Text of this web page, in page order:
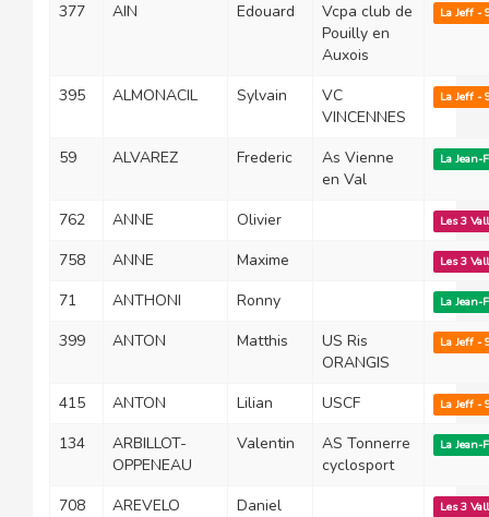
377 AIN Edouard
Vcpa club de
Pouilly en
Auxois
La Jeff -
395 ALMONACIL Sylvain
VC
VINCENNES
La Jeff -
59 ALVAREZ Frederic
As Vienne
en Val
La Jean-
762 ANNE Olivier Les 3
758 ANNE Maxime Les 3
71 ANTHONI Ronny La Jean-
399 ANTON Matthis
US Ris
ORANGIS
La Jeff -
415 ANTON Lilian USCF La Jeff -
134
ARBILLOT-
OPPENEAU
Valentin
AS Tonnerre
cyclosport
La Jean-
708 AREVELO Daniel Les 3